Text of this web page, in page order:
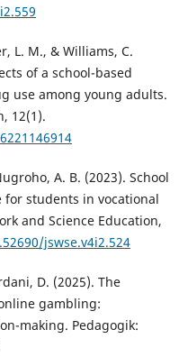
L. M., & Williams, C.
of a school-based
use among young adults.
12(1).
A. B. (2023). School
students in vocational
and Science Education,
jswse.v4i2.524
D. (2025). The
gambling:
making. Pedagogik: